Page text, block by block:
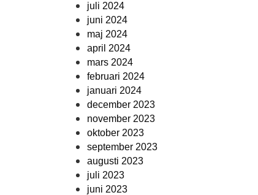
juli 2024
juni 2024
maj 2024
april 2024
mars 2024
februari 2024
januari 2024
december 2023
november 2023
oktober 2023
september 2023
augusti 2023
juli 2023
juni 2023